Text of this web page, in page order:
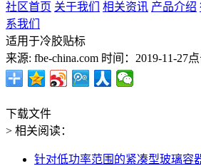
社区首页 关于我们 相关资讯 产品介绍
系我们
适用于冷胶贴标
来源: fbe-china.com 时间：2019-11-27
下载文件
> 相关阅读：
针对低功率范围的紧凑型玻璃容